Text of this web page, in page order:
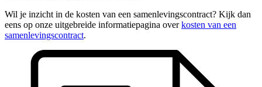
Wil je inzicht in de kosten van een samenlevingscontract? Kijk dan
eens op onze uitgebreide informatiepagina overkosten van een
samenlevingscontract.